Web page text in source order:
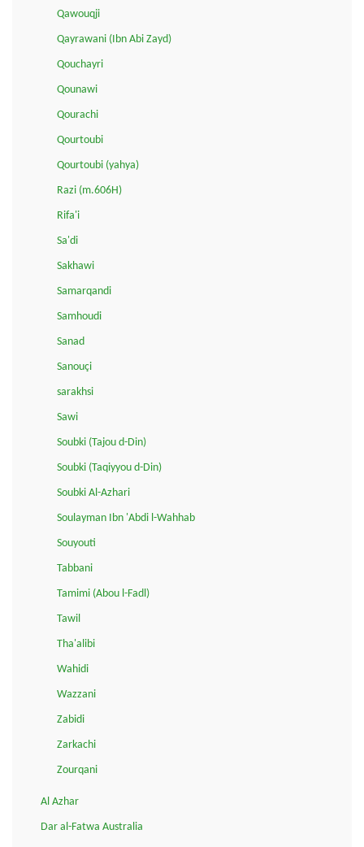
Qawouqji
Qayrawani (Ibn Abi Zayd)
Qouchayri
Qounawi
Qourachi
Qourtoubi
Qourtoubi (yahya)
Razi (m.606H)
Rifa'i
Sa'di
Sakhawi
Samarqandi
Samhoudi
Sanad
Sanouçi
sarakhsi
Sawi
Soubki (Tajou d-Din)
Soubki (Taqiyyou d-Din)
Soubki Al-Azhari
Soulayman Ibn 'Abdi l-Wahhab
Souyouti
Tabbani
Tamimi (Abou l-Fadl)
Tawil
Tha'alibi
Wahidi
Wazzani
Zabidi
Zarkachi
Zourqani
Al Azhar
Dar al-Fatwa Australia